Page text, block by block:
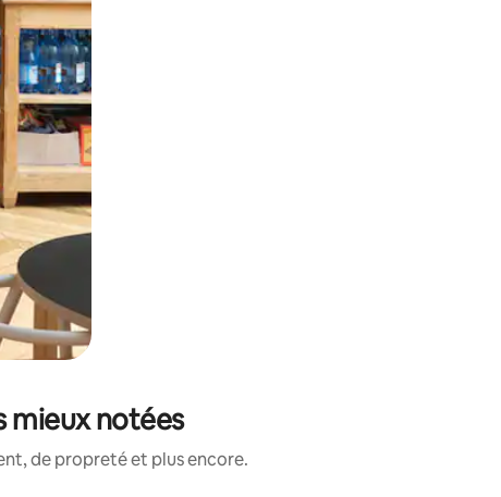
mieux notées
de propreté et plus encore.